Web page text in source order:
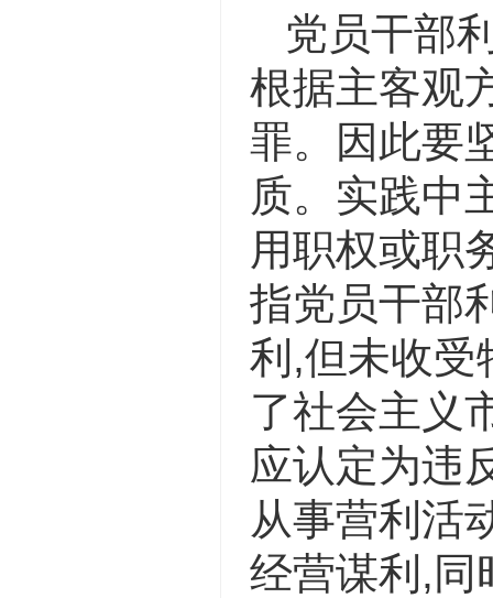
党员干部
根据主客观
罪。因此要
质。实践中
用职权或职
指党员干部
利,但未收受
了社会主义
应认定为违
从事营利活
经营谋利,同